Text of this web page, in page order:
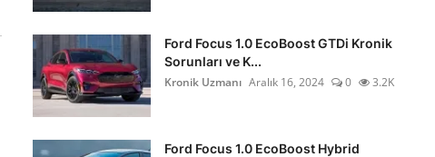
Ford Focus 1.0 EcoBoost GTDi Kronik
Sorunları ve K...
Kronik Uzmanı Aralık 16, 2024 0 3.2K
Ford Focus 1.0 EcoBoost Hybrid